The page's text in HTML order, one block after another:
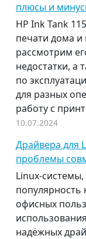
плюсы и
HP Ink Tank
печати дома
рассмотрим
недостатки, а
по
для разных
работу с
10.07.2024
Драйвера для
проблемы
Linux-
популярность
офисных
надёжных